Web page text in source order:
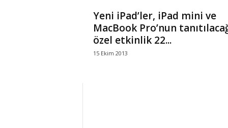
Yeni iPad’ler, iPad mini ve
MacBook Pro’nun
özel etkinlik 22...
15 Ekim 2013